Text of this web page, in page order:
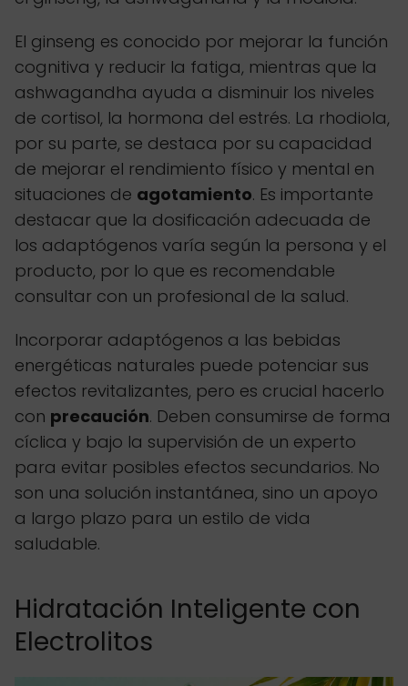
El ginseng es conocido por mejorar la función
cognitiva y reducir la fatiga, mientras que la
ashwagandha ayuda a disminuir los niveles
de cortisol, la hormona del estrés. La rhodiola,
por su parte, se destaca por su capacidad
de mejorar el rendimiento físico y mental en
situaciones de agotamiento. Es importante
destacar que la dosificación adecuada de
los adaptógenos varía según la persona y el
producto, por lo que es recomendable
consultar con un profesional de la salud.
Incorporar adaptógenos a las bebidas
energéticas naturales puede potenciar sus
efectos revitalizantes, pero es crucial hacerlo
con precaución. Deben consumirse de forma
cíclica y bajo la supervisión de un experto
para evitar posibles efectos secundarios. No
son una solución instantánea, sino un apoyo
a largo plazo para un estilo de vida
saludable.
Hidratación Inteligente con
Electrolitos